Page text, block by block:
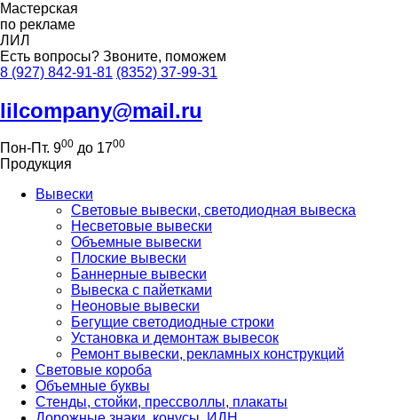
Мастерская
по рекламе
ЛИЛ
Есть вопросы? Звоните, поможем
8 (927) 842-91-81 (8352) 37-99-31
lilcompany@mail.ru
Пон-Пт. 900 до 1700
Продукция
Вывески
Световые вывески, светодиодная вывеска
Несветовые вывески
Объемные вывески
Плоские вывески
Баннерные вывески
Вывеска с пайетками
Неоновые вывески
Бегущие светодиодные строки
Установка и демонтаж вывесок
Ремонт вывески, рекламных конструкций
Световые короба
Объемные буквы
Стенды, стойки, прессволлы, плакаты